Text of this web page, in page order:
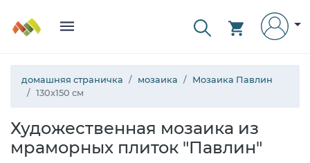
домашняя страничка мозаика
Мозаика Павлин
130x150 см
Художественная мозаика из
мраморных плиток "Павлин"